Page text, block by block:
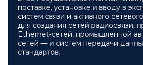
поставке, установке и вводу в
систем связи и активного
для создания сетей радиосвязи,
Ethernet-сетей, промышленной
сетей — и систем передачи
стандартов.